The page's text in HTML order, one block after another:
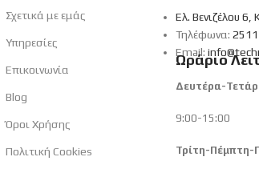
Σχετικά με εμάς
Υπηρεσίες
Επικοινωνία
Blog
Όροι Χρήσης
Πολιτική Cookies
Ελ. Βενιζέλου
Τηλέφωνα:
Email:
Ωράριο
Δευτέρα-
9:00-15:00
Τρίτη-Πέμπτη-